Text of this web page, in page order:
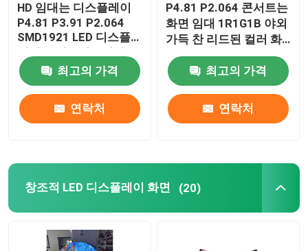
반사경은 스크린을 이끌었습니다
실내 지도된 영상 벽
벌거벗은 눈 3D LED 디스플레이
HD 임대는 디스플레이
P4.81 P3.91 P2.064
SMD1921 LED 디스플
레이를 이끌었습니다
최고의 가격
연락처
P4.81 P2.064 콘서트는
화면 임대 1R1G1B 야외
가득 찬 리드된 컬러 화
면을 이끌었습니다
최고의 가격
연락처
창조적 LED 디스플레이 화면 (20)